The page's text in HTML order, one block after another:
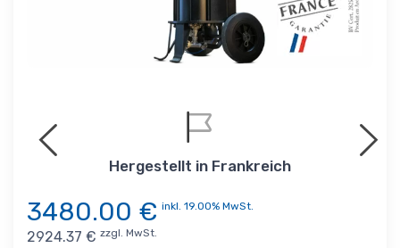
Hergestellt in Frankreich
3480.00 € inkl. 19.00% MwSt.
2924.37 € zzgl. MwSt.